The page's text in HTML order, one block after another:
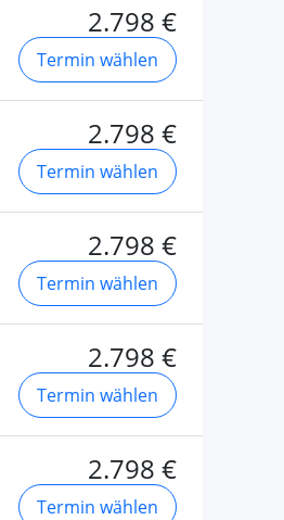
2.798 €
Termin wählen
2.798 €
Termin wählen
2.798 €
Termin wählen
2.798 €
Termin wählen
2.798 €
Termin wählen